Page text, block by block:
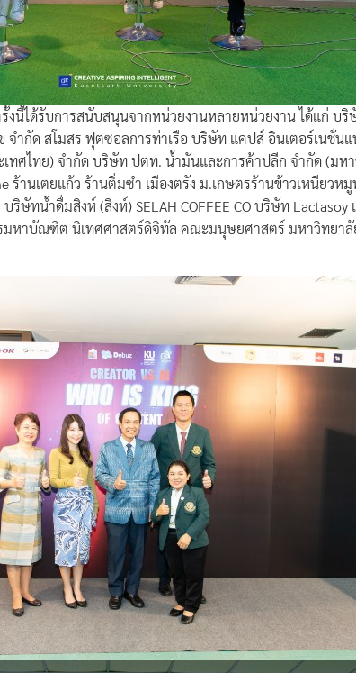
งนี้ได้รับการสนับสนุนจากหน่วยงานหลายหน่วยงาน ได้แก่ บ
ำกัด สโมสร ฟุตซอลการท่าเรือ บริษัท แคปส์ อินเตอร์เนชั่น
ทศไทย) จำกัด บริษัท ปตท. น้ำมันและการค้าปลีก จำกัด (มหา
ร้านเตยแก้ว ร้านติ่มซำ เมืองตรัง ม.เกษตรร้านข้าวเหนียวห
ริษัทน้ำดื่มสิงห์ (สิงห์) SELAH COFFEE CO บริษัท Lactasoy
มหาบัณฑิต นิเทศศาสตร์ดิจิทัล คณะมนุษยศาสตร์ มหาวิทยาลั